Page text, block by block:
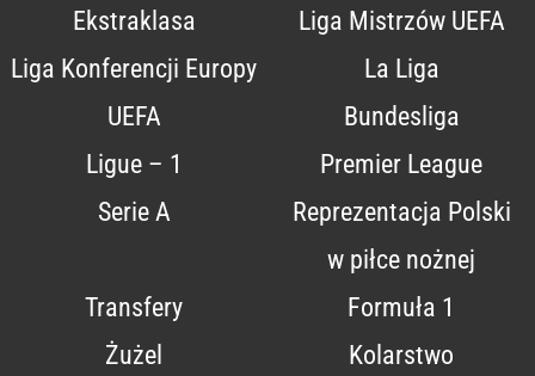
Ekstraklasa
Liga Mistrzów UEFA
Liga Konferencji Europy
UEFA
La Liga
Bundesliga
Ligue – 1
Premier League
Serie A
Reprezentacja Polski
w piłce nożnej
Transfery
Formuła 1
Żużel
Kolarstwo